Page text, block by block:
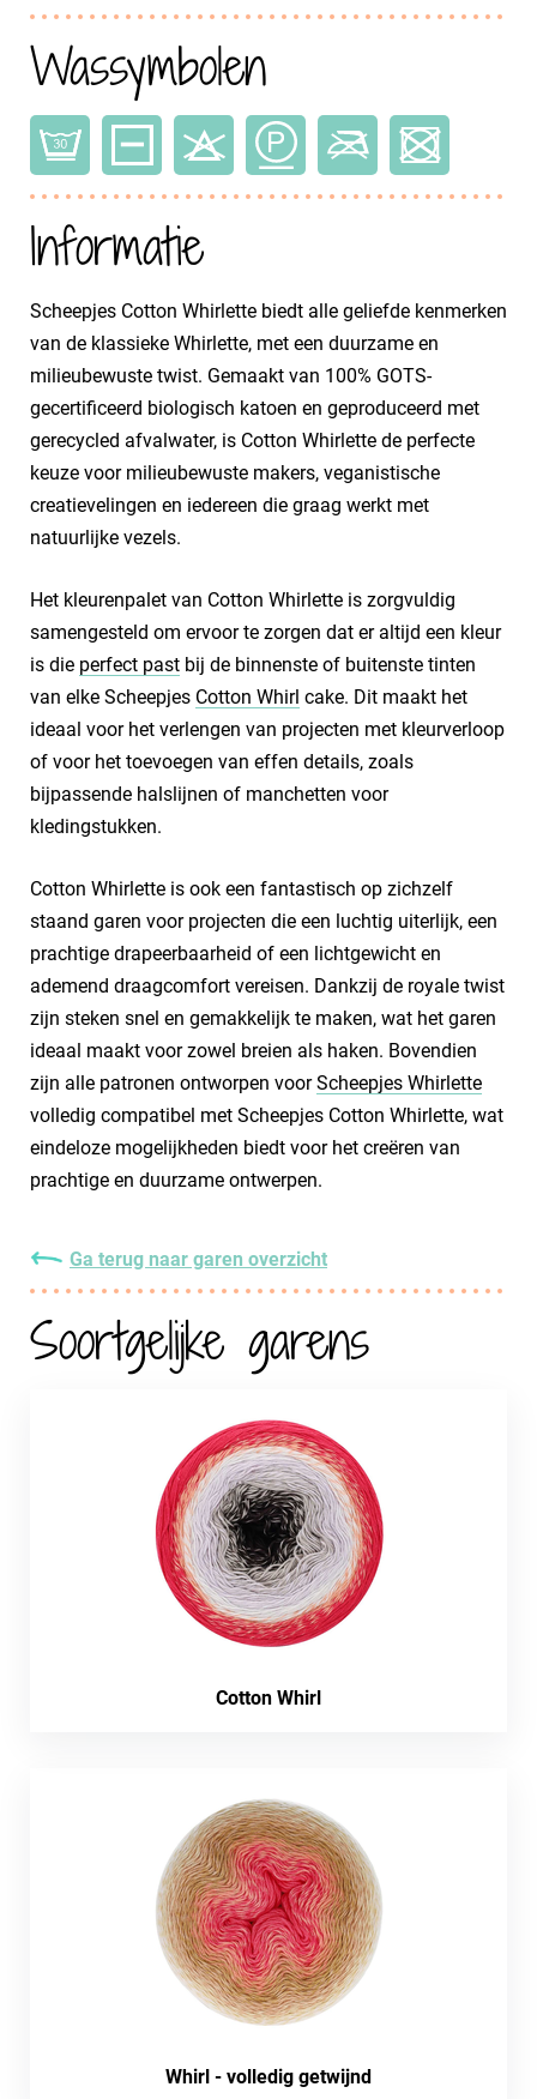
Wassymbolen
Informatie
Scheepjes Cotton Whirlette biedt alle geliefde kenmerken
van de klassieke Whirlette, met een duurzame en
milieubewuste twist. Gemaakt van 100% GOTS-
gecertificeerd biologisch katoen en geproduceerd met
gerecycled afvalwater, is Cotton Whirlette de perfecte
keuze voor milieubewuste makers, veganistische
creatievelingen en iedereen die graag werkt met
natuurlijke vezels.
Het kleurenpalet van Cotton Whirlette is zorgvuldig
samengesteld om ervoor te zorgen dat er altijd een kleur
is die perfect past bij de binnenste of buitenste tinten
van elke Scheepjes Cotton Whirl cake. Dit maakt het
ideaal voor het verlengen van projecten met kleurverloop
of voor het toevoegen van effen details, zoals
bijpassende halslijnen of manchetten voor
kledingstukken.
Cotton Whirlette is ook een fantastisch op zichzelf
staand garen voor projecten die een luchtig uiterlijk, een
prachtige drapeerbaarheid of een lichtgewicht en
ademend draagcomfort vereisen. Dankzij de royale twist
zijn steken snel en gemakkelijk te maken, wat het garen
ideaal maakt voor zowel breien als haken. Bovendien
zijn alle patronen ontworpen voorScheepjes Whirlette
volledig compatibel met Scheepjes Cotton Whirlette, wat
eindeloze mogelijkheden biedt voor het creëren van
prachtige en duurzame ontwerpen.
Ga terug naar garen overzicht
Soortgelijke garens
Cotton Whirl
Whirl - volledig getwijnd